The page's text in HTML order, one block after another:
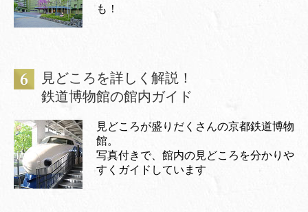
も！
見どころを詳しく解説！
鉄道博物館の館内ガイド
見どころが盛りだくさんの京都鉄道博物
館。
写真付きで、館内の見どころを分かりや
すくガイドしています